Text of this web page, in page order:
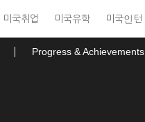
미국취업 미국유학 미국인턴
Progress & Achievements